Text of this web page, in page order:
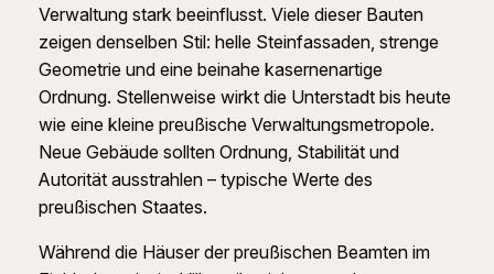
Verwaltung stark beeinflusst. Viele dieser Bauten
zeigen denselben Stil: helle Steinfassaden, strenge
Geometrie und eine beinahe kasernenartige
Ordnung. Stellenweise wirkt die Unterstadt bis heute
wie eine kleine preußische Verwaltungsmetropole.
Neue Gebäude sollten Ordnung, Stabilität und
Autorität ausstrahlen – typische Werte des
preußischen Staates.
Während die Häuser der preußischen Beamten im